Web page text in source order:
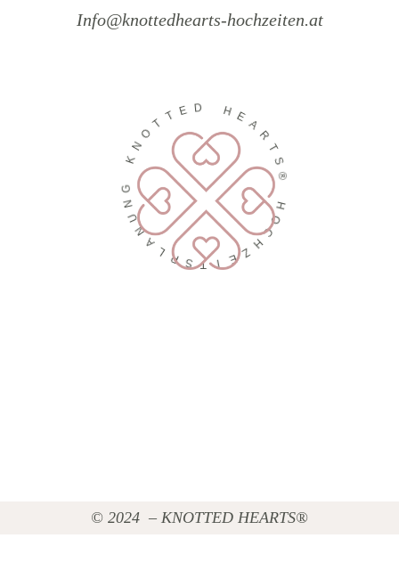
Info@knottedhearts-hochzeiten.at
K
N
O
T T E H
E
A
R
T
S
H
O
C
H
Z
E
I
T
S
P
L
A
N
U
N
© 2024 – KNOTTED HEARTS®